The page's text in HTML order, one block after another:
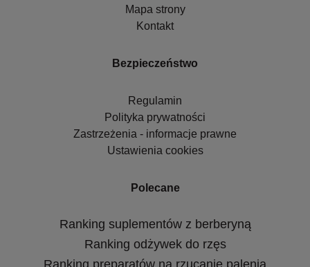
Mapa strony
Kontakt
Bezpieczeństwo
Regulamin
Polityka prywatności
Zastrzeżenia - informacje prawne
Ustawienia cookies
Polecane
Ranking suplementów z berberyną
Ranking odżywek do rzęs